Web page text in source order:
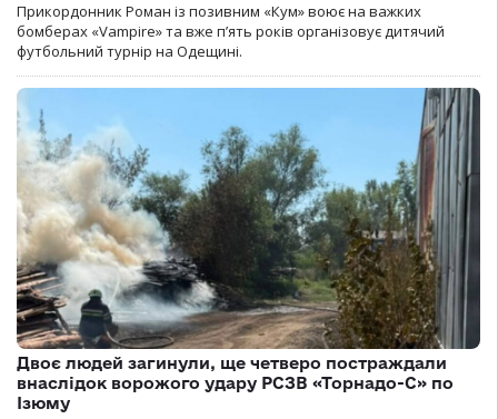
Прикордонник Роман із позивним «Кум» воює на важких
бомберах «Vampire» та вже п’ять років організовує дитячий
футбольний турнір на Одещині.
Двоє людей загинули, ще четверо постраждали
внаслідок ворожого удару РСЗВ «Торнадо-С» по
Ізюму